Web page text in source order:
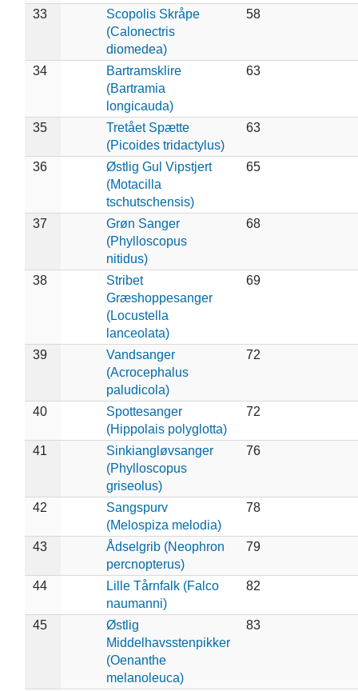
33
Scopolis Skråpe
(Calonectris
diomedea)
58
34
Bartramsklire
(Bartramia
longicauda)
63
35
Tretået Spætte
(Picoides tridactylus)
63
36
Østlig Gul Vipstjert
(Motacilla
tschutschensis)
65
37
Grøn Sanger
(Phylloscopus
nitidus)
68
38
Stribet
Græshoppesanger
(Locustella
lanceolata)
69
39
Vandsanger
(Acrocephalus
paludicola)
72
40
Spottesanger
(Hippolais polyglotta)
72
41
Sinkiangløvsanger
(Phylloscopus
griseolus)
76
42
Sangspurv
(Melospiza melodia)
78
43
Ådselgrib (Neophron
percnopterus)
79
44
Lille Tårnfalk (Falco
naumanni)
82
45
Østlig
Middelhavsstenpikker
(Oenanthe
melanoleuca)
83